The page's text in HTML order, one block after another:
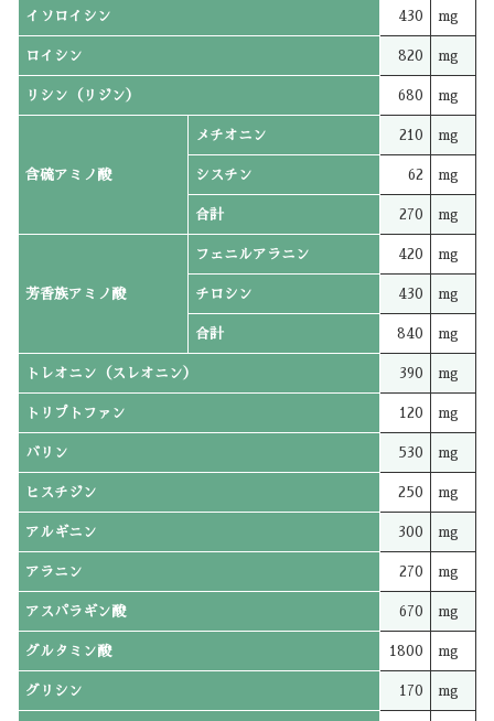
イソロイシン 430 mg
ロイシン 820 mg
リシン（リジン） 680 mg
含硫アミノ酸
メチオニン 210 mg
シスチン 62 mg
合計 270 mg
芳香族アミノ酸
フェニルアラニン 420 mg
チロシン 430 mg
合計 840 mg
トレオニン（スレオニン） 390 mg
トリプトファン 120 mg
バリン 530 mg
ヒスチジン 250 mg
アルギニン 300 mg
アラニン 270 mg
アスパラギン酸 670 mg
グルタミン酸 1800 mg
グリシン 170 mg